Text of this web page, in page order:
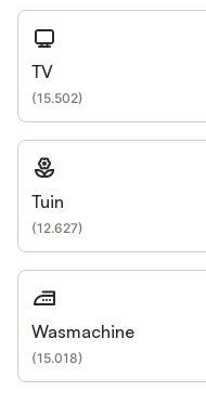
TV
(15.502)
Tuin
(12.627)
Wasmachine
(15.018)